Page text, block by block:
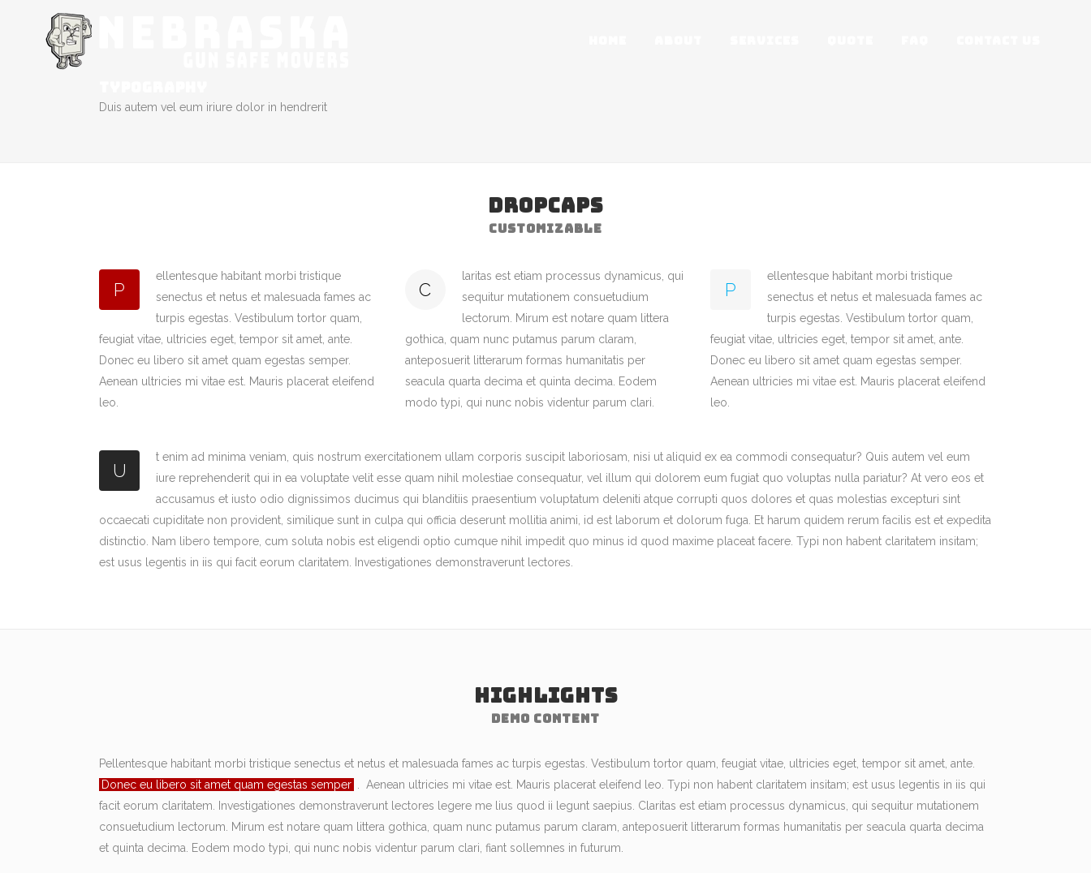
Duis autem vel eum iriure dolor in hendrerit
DROPCAPS
CUSTOMIZABLE
P
ellentesque habitant morbi tristique
senectus et netus et malesuada fames ac
turpis egestas. Vestibulum tortor quam,
feugiat vitae, ultricies eget, tempor sit amet, ante.
Donec eu libero sit amet quam egestas semper.
Aenean ultricies mi vitae est. Mauris placerat eleifend
leo.
C
laritas est etiam processus dynamicus, qui
sequitur mutationem consuetudium
lectorum. Mirum est notare quam littera
gothica, quam nunc putamus parum claram,
anteposuerit litterarum formas humanitatis per
seacula quarta decima et quinta decima. Eodem
modo typi, qui nunc nobis videntur parum clari.
P
ellentesque habitant morbi tristique
senectus et netus et malesuada fames ac
turpis egestas. Vestibulum tortor quam,
feugiat vitae, ultricies eget, tempor sit amet, ante.
Donec eu libero sit amet quam egestas semper.
Aenean ultricies mi vitae est. Mauris placerat eleifend
leo.
U
t enim ad minima veniam, quis nostrum exercitationem ullam corporis suscipit laboriosam, nisi ut aliquid ex ea commodi consequatur? Quis autem vel eum
iure reprehenderit qui in ea voluptate velit esse quam nihil molestiae consequatur, vel illum qui dolorem eum fugiat quo voluptas nulla pariatur? At vero eos et
accusamus et iusto odio dignissimos ducimus qui blanditiis praesentium voluptatum deleniti atque corrupti quos dolores et quas molestias excepturi sint
occaecati cupiditate non provident, similique sunt in culpa qui officia deserunt mollitia animi, id est laborum et dolorum fuga. Et harum quidem rerum facilis est et expedita
distinctio. Nam libero tempore, cum soluta nobis est eligendi optio cumque nihil impedit quo minus id quod maxime placeat facere. Typi non habent claritatem insitam;
est usus legentis in iis qui facit eorum claritatem. Investigationes demonstraverunt lectores.
HIGHLIGHTS
DEMO CONTENT
Pellentesque habitant morbi tristique senectus et netus et malesuada fames ac turpis egestas. Vestibulum tortor quam, feugiat vitae, ultricies eget, tempor sit amet, ante.
Donec eu libero sit amet quam egestas semper
. Aenean ultricies mi vitae est. Mauris placerat eleifend leo. Typi non habent claritatem insitam; est usus legentis in iis qui
facit eorum claritatem. Investigationes demonstraverunt lectores legere me lius quod ii legunt saepius. Claritas est etiam processus dynamicus, qui sequitur mutationem
consuetudium lectorum. Mirum est notare quam littera gothica, quam nunc putamus parum claram, anteposuerit litterarum formas humanitatis per seacula quarta decima
et quinta decima. Eodem modo typi, qui nunc nobis videntur parum clari, fiant sollemnes in futurum.